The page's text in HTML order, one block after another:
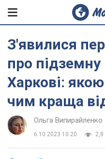
​​З'явилися
про
Харкові:
чим краща
Ольга Випирайленко
6.10.2023 10:20 2,8